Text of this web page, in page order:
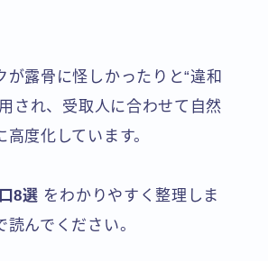
露骨に怪しかったりと“違和
され、受取人に合わせて自然
度化しています。
8選 をわかりやすく整理しま
んでください。